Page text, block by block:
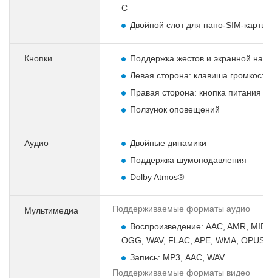
C
Двойной слот для нано-SIM-карты
Кнопки
Поддержка жестов и экранной
Левая сторона: клавиша громкости
Правая сторона: кнопка питания
Ползунок оповещений
Аудио
Двойные динамики
Поддержка шумоподавления
Dolby Atmos®
Мультимедиа
Поддерживаемые форматы аудио
Воспроизведение: AAC, AMR,
OGG, WAV, FLAC, APE, WMA, OPUS
Запись: MP3, ААС, WAV
Поддерживаемые форматы видео